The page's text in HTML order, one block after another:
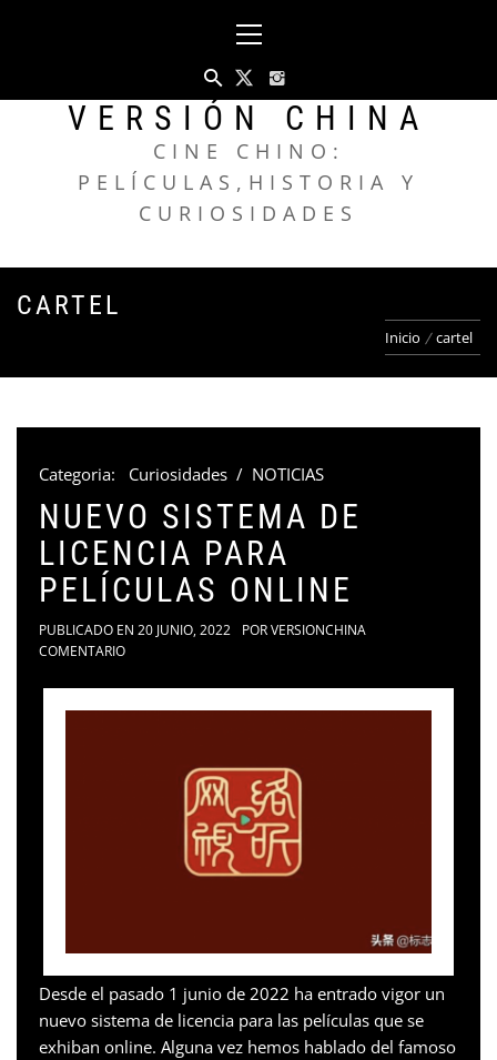
principal
VERSIÓN CHINA
CINE CHINO:
PELÍCULAS,HISTORIA Y
CURIOSIDADES
CARTEL
Inicio cartel
Categoria: Curiosidades / NOTICIAS
NUEVO SISTEMA DE
LICENCIA PARA
PELÍCULAS ONLINE
PUBLICADO EN 20 JUNIO, 2022 PORVERSIONCHINA
COMENTARIO
Desde el pasado 1 junio de 2022 ha entrado vigor un
nuevo sistema de licencia para las películas que se
exhiban online. Alguna vez hemos hablado del famoso